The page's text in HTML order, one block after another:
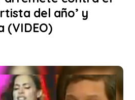
del año’ y
(VIDEO)